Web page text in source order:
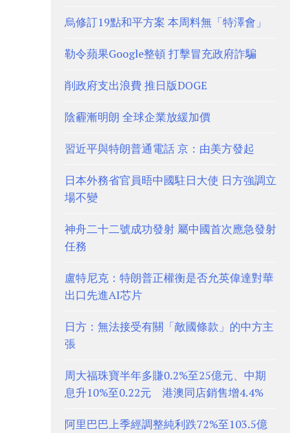
烏修訂19點和平方案 本周料無「特澤會」
勒令蘋果Google整頓 打擊冒充政府詐騙
削政府支出浪費 推日版DOGE
陰霾漸明朗 全球企業放緩加價
習近平與特朗普通電話 京：由美方發起
日本外務省官員晤中國駐日大使 日方強調立
場不變
神舟二十二號成功發射 屬中國首次應急發射
任務
盧特尼克：特朗普正權衡是否允英偉達對華
出口先進AI芯片
日方：無法接受有關「敵國條款」的中方主
張
周大福珠寶半年多賺0.2%至25億元、中期
息升10%至0.22元 港澳同店銷售增4.4%
阿里巴巴上季經調整純利跌72%至103.5億